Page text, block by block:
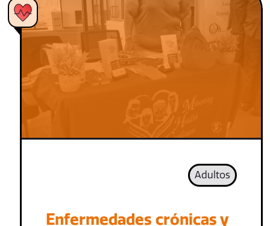
Adultos
Enfermedades crónicas y